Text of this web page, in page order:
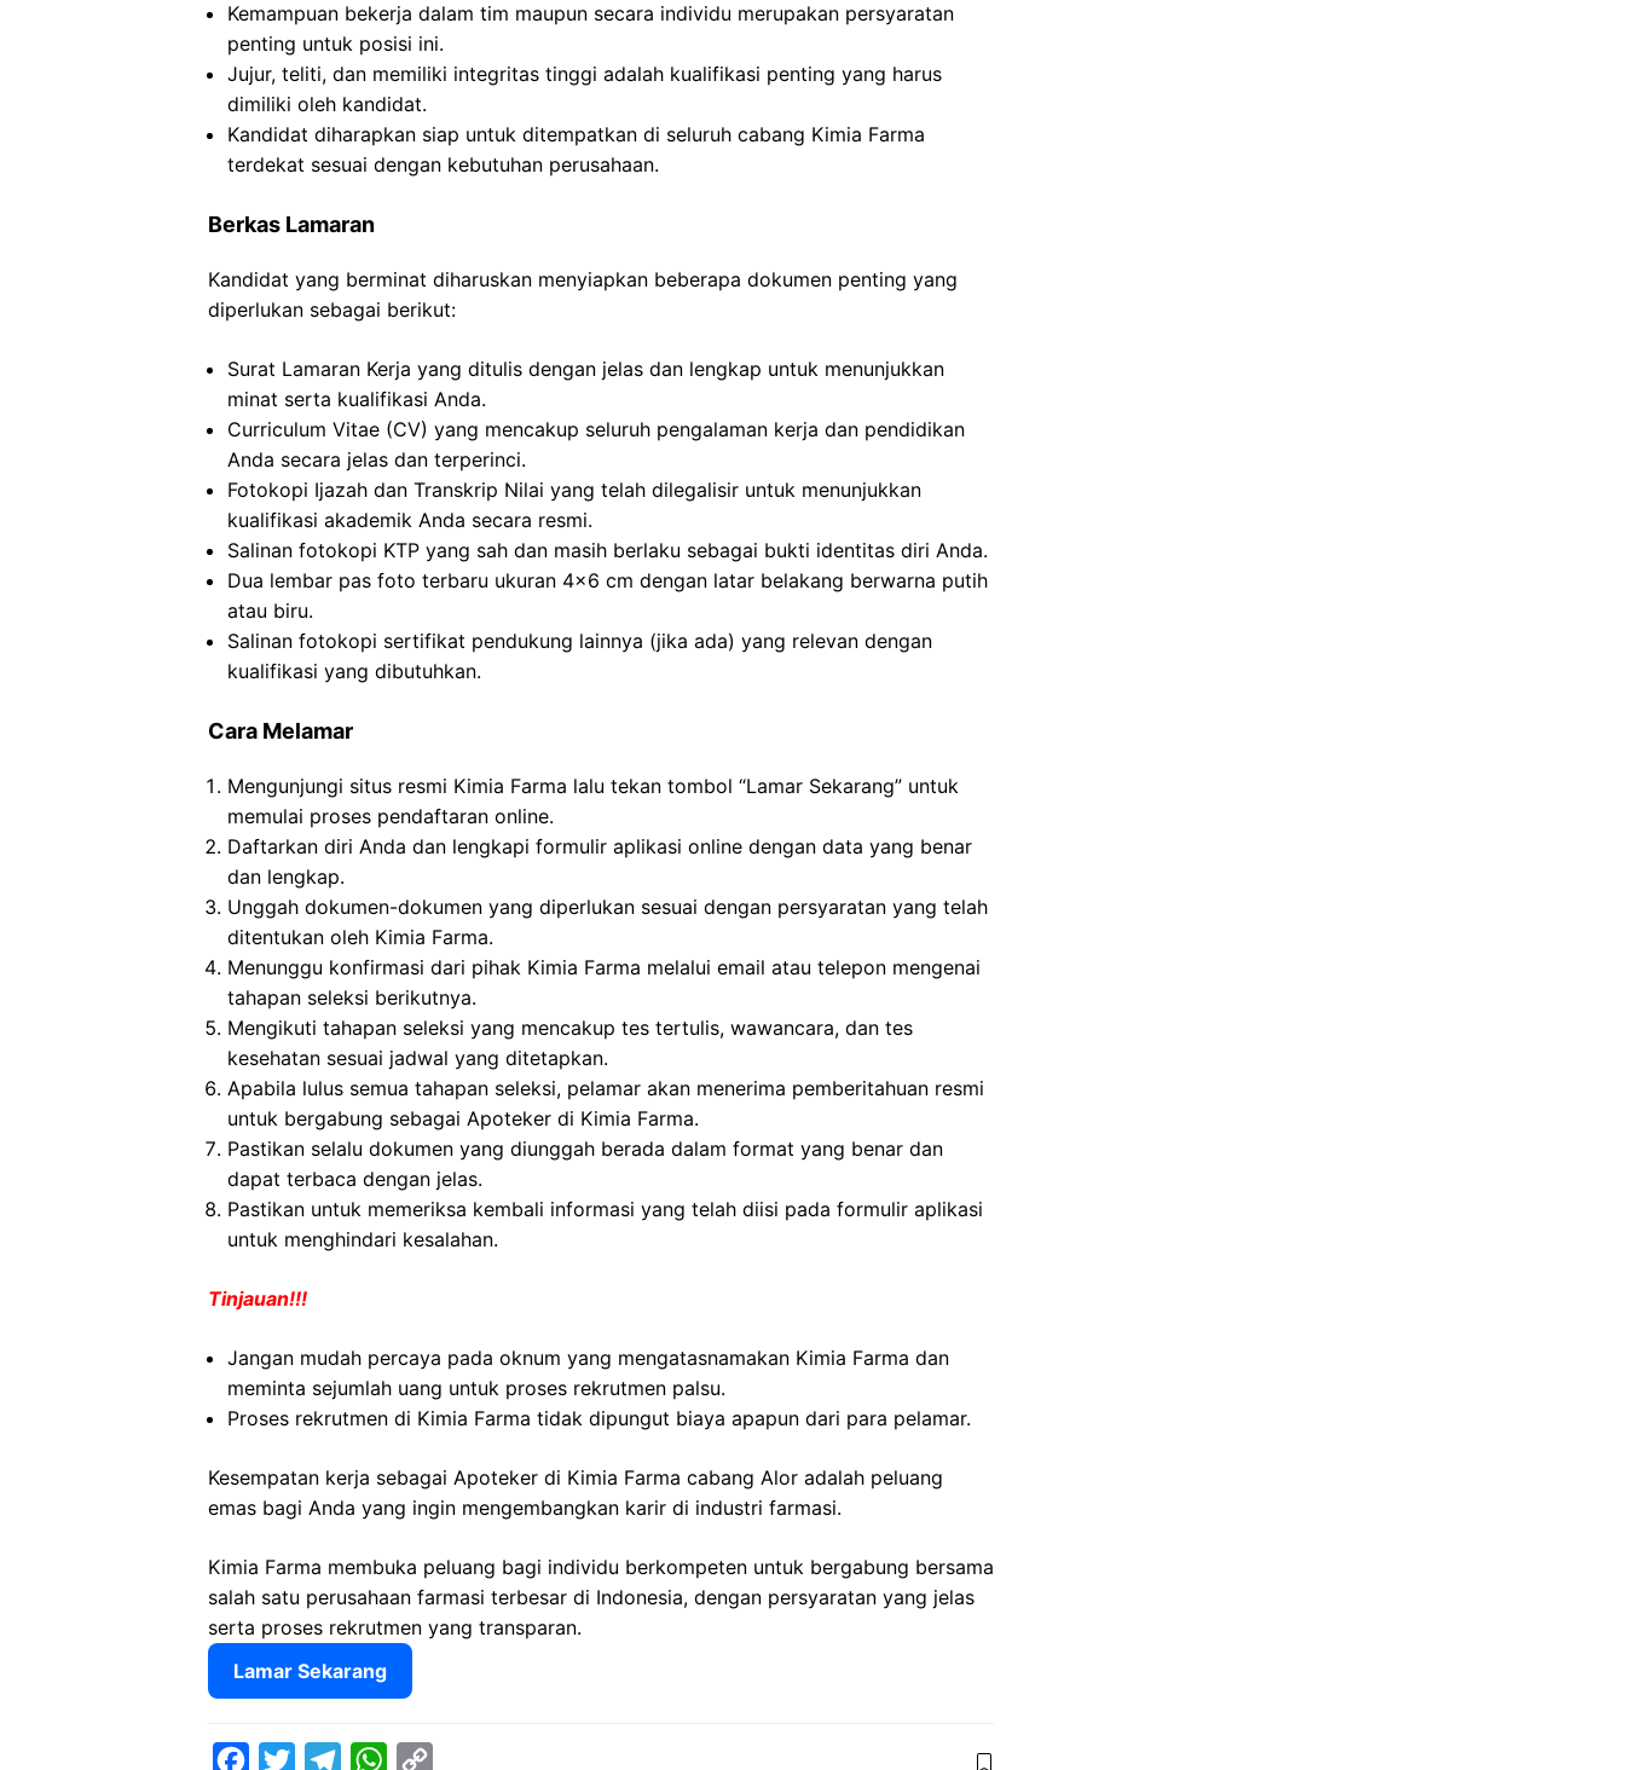
Kemampuan bekerja dalam tim maupun secara individu merupakan persyaratan
penting untuk posisi ini.
Jujur, teliti, dan memiliki integritas tinggi adalah kualifikasi penting yang harus
dimiliki oleh kandidat.
Kandidat diharapkan siap untuk ditempatkan di seluruh cabang Kimia Farma
terdekat sesuai dengan kebutuhan perusahaan.
Berkas Lamaran
Kandidat yang berminat diharuskan menyiapkan beberapa dokumen penting yang
diperlukan sebagai berikut:
Surat Lamaran Kerja yang ditulis dengan jelas dan lengkap untuk menunjukkan
minat serta kualifikasi Anda.
Curriculum Vitae (CV) yang mencakup seluruh pengalaman kerja dan pendidikan
Anda secara jelas dan terperinci.
Fotokopi Ijazah dan Transkrip Nilai yang telah dilegalisir untuk menunjukkan
kualifikasi akademik Anda secara resmi.
Salinan fotokopi KTP yang sah dan masih berlaku sebagai bukti identitas diri Anda.
Dua lembar pas foto terbaru ukuran 4×6 cm dengan latar belakang berwarna putih
atau biru.
Salinan fotokopi sertifikat pendukung lainnya (jika ada) yang relevan dengan
kualifikasi yang dibutuhkan.
Cara Melamar
Mengunjungi situs resmi Kimia Farma lalu tekan tombol “Lamar Sekarang” untuk
memulai proses pendaftaran online.
Daftarkan diri Anda dan lengkapi formulir aplikasi online dengan data yang benar
dan lengkap.
Unggah dokumen-dokumen yang diperlukan sesuai dengan persyaratan yang telah
ditentukan oleh Kimia Farma.
Menunggu konfirmasi dari pihak Kimia Farma melalui email atau telepon mengenai
tahapan seleksi berikutnya.
Mengikuti tahapan seleksi yang mencakup tes tertulis, wawancara, dan tes
kesehatan sesuai jadwal yang ditetapkan.
Apabila lulus semua tahapan seleksi, pelamar akan menerima pemberitahuan resmi
untuk bergabung sebagai Apoteker di Kimia Farma.
Pastikan selalu dokumen yang diunggah berada dalam format yang benar dan
dapat terbaca dengan jelas.
Pastikan untuk memeriksa kembali informasi yang telah diisi pada formulir aplikasi
untuk menghindari kesalahan.
Tinjauan!!!
Jangan mudah percaya pada oknum yang mengatasnamakan Kimia Farma dan
meminta sejumlah uang untuk proses rekrutmen palsu.
Proses rekrutmen di Kimia Farma tidak dipungut biaya apapun dari para pelamar.
Kesempatan kerja sebagai Apoteker di Kimia Farma cabang Alor adalah peluang
emas bagi Anda yang ingin mengembangkan karir di industri farmasi.
Kimia Farma membuka peluang bagi individu berkompeten untuk bergabung bersama
salah satu perusahaan farmasi terbesar di Indonesia, dengan persyaratan yang jelas
serta proses rekrutmen yang transparan.
Lamar Sekarang
W